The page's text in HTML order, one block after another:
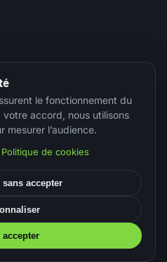
surcoût.
le fonctionnement du
accord, nous utilisons
mesurer l’audience.
Politique de cookies
accepter
accepter